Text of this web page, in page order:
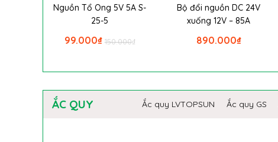
Nguồn Tổ Ong 5V 5A S-
25-5
₫
150.000
₫
99.000
Bộ đổi nguồn DC 24V
xuống 12V – 85A
₫
890.000
ẮC QUY Ắc quy LVTOPSUN Ắc quy GS